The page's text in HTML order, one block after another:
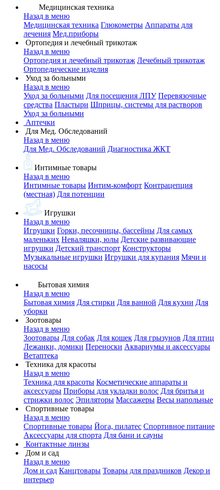
Медицинская техника
Назад в меню
Медицинская техника Глюкометры Аппараты для
лечения Мед.приборы
Ортопедия и лечебный трикотаж
Назад в меню
Ортопедия и лечебный трикотаж Лечебный трикотаж
Ортопедические изделия
Уход за больными
Назад в меню
Уход за больными Для посещения ЛПУ Перевязочные
средства Пластыри Шприцы, системы для растворов
Уход за больными
Аптечки
Для Мед. Обследований
Назад в меню
Для Мед. Обследований Диагностика ЖКТ
Интимные товары
Назад в меню
Интимные товары Интим-комфорт Контрацепция
(местная) Для потенции
Игрушки
Назад в меню
Игрушки Горки, песочницы, бассейны Для самых
маленьких Неваляшки, юлы Детские развивающие
игрушки Детский транспорт Конструкторы
Музыкальные игрушки Игрушки для купания Мячи и
насосы
Бытовая химия
Назад в меню
Бытовая химия Для стирки Для ванной Для кухни Для
уборки
Зоотовары
Назад в меню
Зоотовары Для собак Для кошек Для грызунов Для птиц
Лежанки, домики Переноски Аквариумы и аксессуары
Ветаптека
Техника для красоты
Назад в меню
Техника для красоты Косметические аппараты и
аксессуары Приборы для укладки волос Для бритья и
стрижки волос Эпиляторы Массажеры Весы напольные
Спортивные товары
Назад в меню
Спортивные товары Йога, пилатес Спортивное питание
Аксессуары для спорта Для бани и сауны
Контактные линзы
Дом и сад
Назад в меню
Дом и сад Канцтовары Товары для праздников Декор и
интерьер